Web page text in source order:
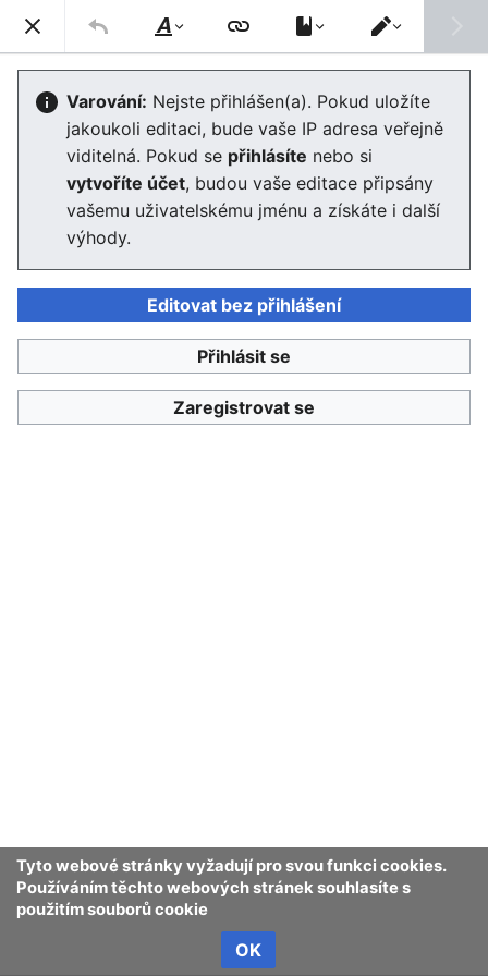
Enviwiki
Mezinárodní organizace
Editor se nyní načte. Pokud tuto zprávu stále vidíte po
několika sekundách, prosím obnovte stránku .
Tyto webové stránky vyžadují pro svou funkci cookies.
Používáním těchto webových stránek souhlasíte s
použitím souborů cookie
OK
Enviwiki
Styl
textu
Přepnout
editor
Varování: Nejste přihlášen(a). Pokud uložíte
jakoukoli editaci, bude vaše IP adresa veřejně
viditelná. Pokud se přihlásíte nebo si
vytvoříte účet, budou vaše editace připsány
vašemu uživatelskému jménu a získáte i další
výhody.
Editovat bez přihlášení
Přihlásit se
Zaregistrovat se